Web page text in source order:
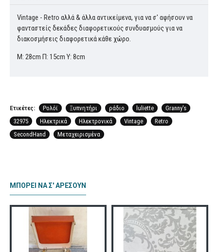
Vintage - Retro αλλά & άλλα αντικείμενα, για να σ' αφήσουν να
φανταστείς δεκάδες διαφορετικούς συνδυασμούς για να
διακοσμήσεις διαφορετικά κάθε χώρο.
M: 28cm Π: 15cm Υ: 8cm
Ετικέτες: Ρολόϊ Ξυπνητήρι ράδιο luliette
Granny's
32975
Ηλεκτρικά Ηλεκτρονικά Vintage
Retro
SecondHand
Μεταχειρισμένα
ΜΠΟΡΕΊ ΝΑ Σ' ΑΡΈΣΟΥΝ